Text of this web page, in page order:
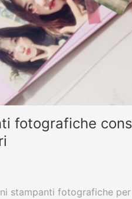
fotografiche
stampanti fotografiche